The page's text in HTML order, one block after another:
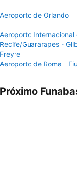
Aeroporto de Orlando
Aeroporto Internacional
Recife/Guararapes -
Freyre
Aeroporto de Roma -
Próximo